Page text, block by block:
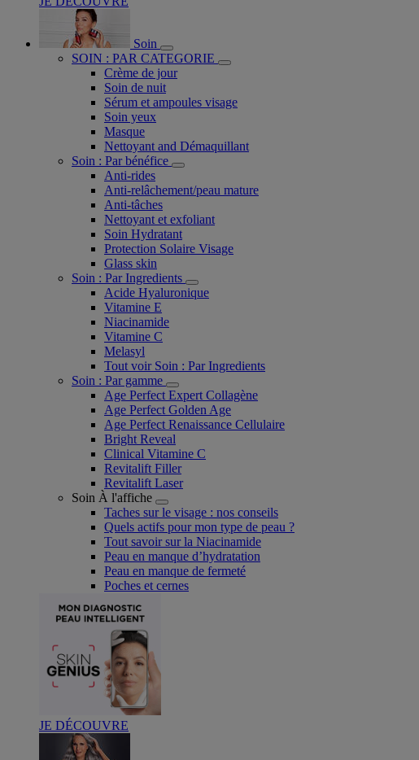
Soin
SOIN : PAR CATEGORIE
Crème de jour
Soin de nuit
Sérum et ampoules visage
Soin yeux
Masque
Nettoyant and Démaquillant
Soin : Par bénéfice
Anti-rides
Anti-relâchement/peau mature
Anti-tâches
Nettoyant et exfoliant
Soin Hydratant
Protection Solaire Visage
Glass skin
Soin : Par Ingredients
Acide Hyaluronique
Vitamine E
Niacinamide
Vitamine C
Melasyl
Tout voir Soin : Par Ingredients
Soin : Par gamme
Age Perfect Expert Collagène
Age Perfect Golden Age
Age Perfect Renaissance Cellulaire
Bright Reveal
Clinical Vitamine C
Revitalift Filler
Revitalift Laser
Soin À l'affiche
Taches sur le visage : nos conseils
Quels actifs pour mon type de peau ?
Tout savoir sur la Niacinamide​
Peau en manque d’hydratation
Peau en manque de fermeté
Poches et cernes
JE DÉCOUVRE